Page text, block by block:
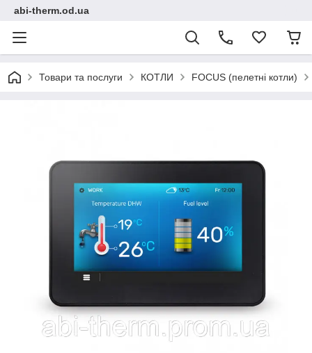
abi-therm.od.ua
Товари та послуги КОТЛИ FOCUS (пелетні котли)